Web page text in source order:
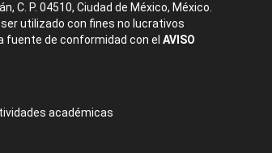
C. P. 04510, Ciudad de México, México.
utilizado con fines no lucrativos
fuente de conformidad con el AVISO
académicas